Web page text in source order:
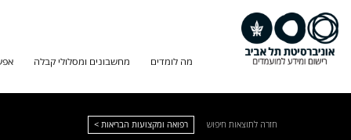
מה לומדים מחשבונים ומסלולי קבלה
חזרה לתוצאות חיפוש רפואה ומקצועות הבריאות >